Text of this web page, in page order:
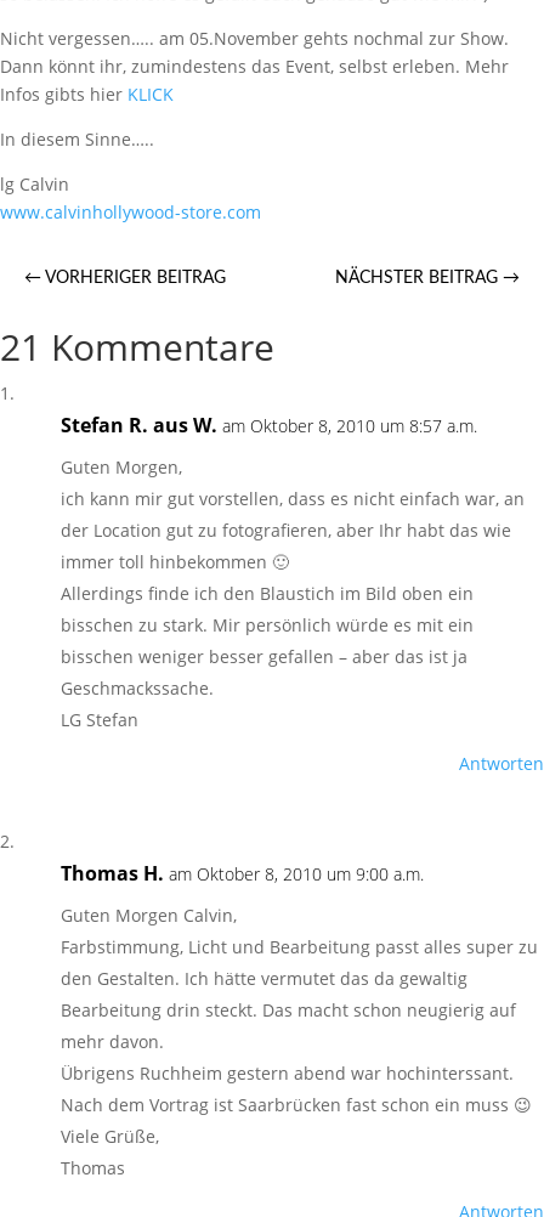
Nicht vergessen….. am 05.November gehts nochmal zur Show.
Dann könnt ihr, zumindestens das Event, selbst erleben. Mehr
Infos gibts hier KLICK
In diesem Sinne…..
lg Calvin
www.calvinhollywood-store.com
← VORHERIGER BEITRAG NÄCHSTER BEITRAG →
21 Kommentare
Stefan R. aus W. am Oktober 8, 2010 um 8:57 a.m.
Guten Morgen,
ich kann mir gut vorstellen, dass es nicht einfach war, an
der Location gut zu fotografieren, aber Ihr habt das wie
immer toll hinbekommen 🙂
Allerdings finde ich den Blaustich im Bild oben ein
bisschen zu stark. Mir persönlich würde es mit ein
bisschen weniger besser gefallen – aber das ist ja
Geschmackssache.
LG Stefan
Antworten
Thomas H. am Oktober 8, 2010 um 9:00 a.m.
Guten Morgen Calvin,
Farbstimmung, Licht und Bearbeitung passt alles super zu
den Gestalten. Ich hätte vermutet das da gewaltig
Bearbeitung drin steckt. Das macht schon neugierig auf
mehr davon.
Übrigens Ruchheim gestern abend war hochinterssant.
Nach dem Vortrag ist Saarbrücken fast schon ein muss 😉
Viele Grüße,
Thomas
Antworten